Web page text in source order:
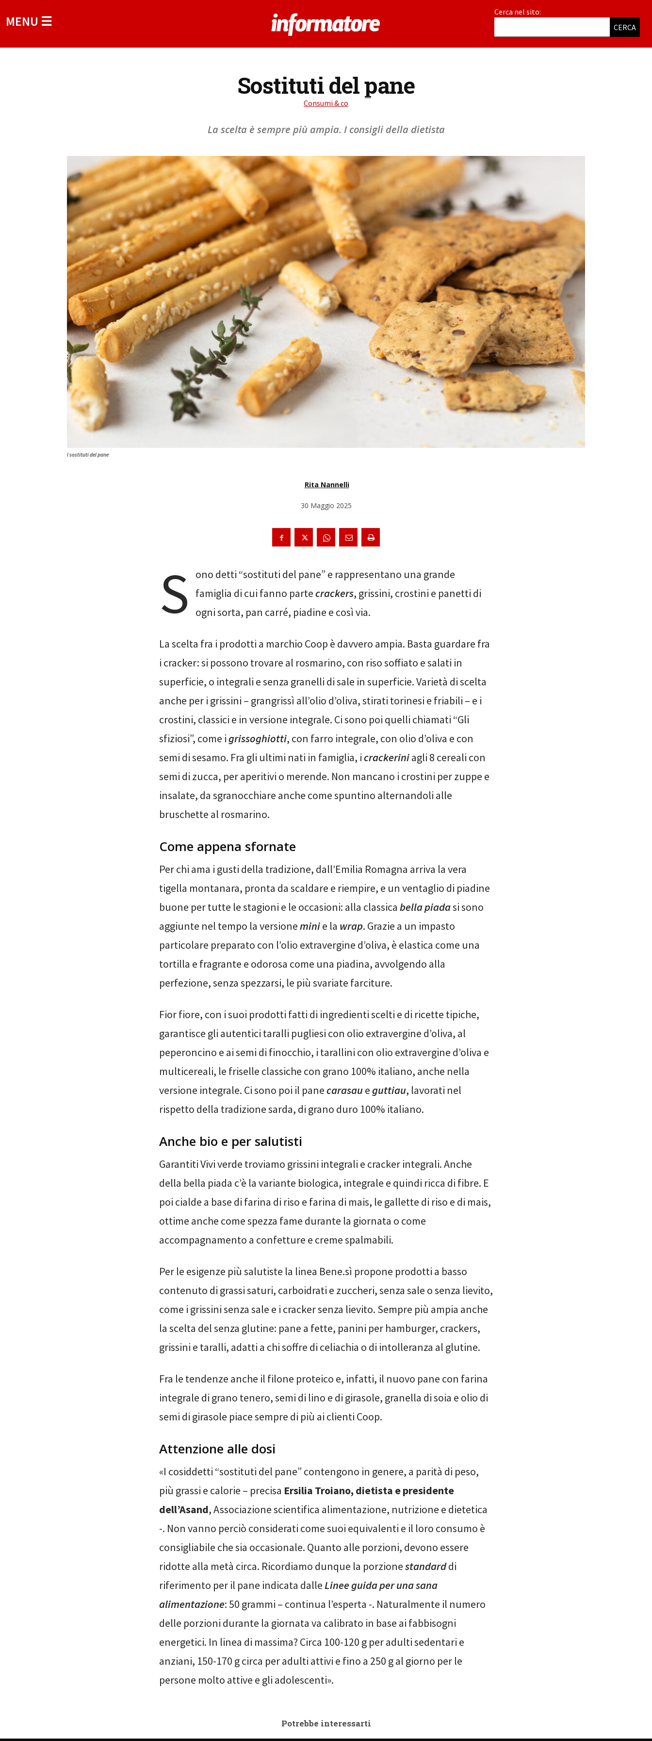
MENU ☰
Cerca nel sito:
CERCA
Sostituti del pane
Consumi & co
La scelta è sempre più ampia. I consigli della dietista
I sostituti del pane
Rita Nannelli
30 Maggio 2025
S
ono detti “sostituti del pane” e rappresentano una grande
famiglia di cui fanno partecrackers, grissini, crostini e panetti di
ogni sorta, pan carré, piadine e così via.
La scelta fra i prodotti a marchio Coop è davvero ampia. Basta guardare fra
i cracker: si possono trovare al rosmarino, con riso soffiato e salati in
superficie, o integrali e senza granelli di sale in superficie. Varietà di scelta
anche per i grissini – grangrissì all’olio d’oliva, stirati torinesi e friabili – e i
crostini, classici e in versione integrale. Ci sono poi quelli chiamati “Gli
sfiziosi”, come igrissoghiotti, con farro integrale, con olio d’oliva e con
semi di sesamo. Fra gli ultimi nati in famiglia, icrackeriniagli 8 cereali con
semi di zucca, per aperitivi o merende. Non mancano i crostini per zuppe e
insalate, da sgranocchiare anche come spuntino alternandoli alle
bruschette al rosmarino.
Come appena sfornate
Per chi ama i gusti della tradizione, dall’Emilia Romagna arriva la vera
tigella montanara, pronta da scaldare e riempire, e un ventaglio di piadine
buone per tutte le stagioni e le occasioni: alla classica bella piadasi sono
aggiunte nel tempo la versioneminie la wrap. Grazie a un impasto
particolare preparato con l’olio extravergine d’oliva, è elastica come una
tortilla e fragrante e odorosa come una piadina, avvolgendo alla
perfezione, senza spezzarsi, le più svariate farciture.
Fior fiore, con i suoi prodotti fatti di ingredienti scelti e di ricette tipiche,
garantisce gli autentici taralli pugliesi con olio extravergine d’oliva, al
peperoncino e ai semi di finocchio, i tarallini con olio extravergine d’oliva e
multicereali, le friselle classiche con grano 100% italiano, anche nella
versione integrale. Ci sono poi il panecarasaueguttiau, lavorati nel
rispetto della tradizione sarda, di grano duro 100% italiano.
Anche bio e per salutisti
Garantiti Vivi verde troviamo grissini integrali e cracker integrali. Anche
della bella piada c’è la variante biologica, integrale e quindi ricca di fibre. E
poi cialde a base di farina di riso e farina di mais, le gallette di riso e di mais,
ottime anche come spezza fame durante la giornata o come
accompagnamento a confetture e creme spalmabili.
Per le esigenze più salutiste la linea Bene.sì propone prodotti a basso
contenuto di grassi saturi, carboidrati e zuccheri, senza sale o senza lievito,
come i grissini senza sale e i cracker senza lievito. Sempre più ampia anche
la scelta del senza glutine: pane a fette, panini per hamburger, crackers,
grissini e taralli, adatti a chi soffre di celiachia o di intolleranza al glutine.
Fra le tendenze anche il filone proteico e, infatti, il nuovo pane con farina
integrale di grano tenero, semi di lino e di girasole, granella di soia e olio di
semi di girasole piace sempre di più ai clienti Coop.
Attenzione alle dosi
«I cosiddetti “sostituti del pane” contengono in genere, a parità di peso,
più grassi e calorie – precisa Ersilia Troiano, dietista e presidente
dell’Asand, Associazione scientifica alimentazione, nutrizione e dietetica
-. Non vanno perciò considerati come suoi equivalenti e il loro consumo è
consigliabile che sia occasionale. Quanto alle porzioni, devono essere
ridotte alla metà circa. Ricordiamo dunque la porzionestandarddi
riferimento per il pane indicata dalleLinee guida per una sana
alimentazione: 50 grammi – continua l’esperta -. Naturalmente il numero
delle porzioni durante la giornata va calibrato in base ai fabbisogni
energetici. In linea di massima? Circa 100-120 g per adulti sedentari e
anziani, 150-170 g circa per adulti attivi e fino a 250 g al giorno per le
persone molto attive e gli adolescenti».
Potrebbe interessarti